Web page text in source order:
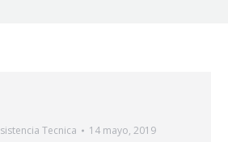
Tecnica 14 mayo, 2019